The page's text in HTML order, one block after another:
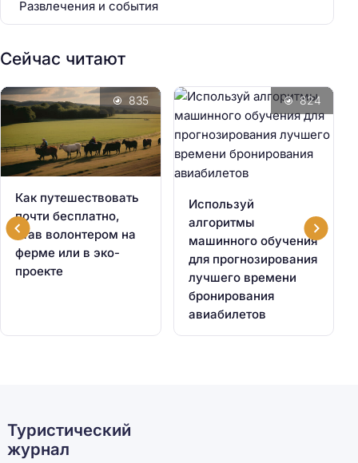
Развлечения и события
Сейчас читают
Как путешествовать
почти бесплатно,
став волонтером на
ферме или в эко-
проекте
835
Используй
алгоритмы
машинного обучения
для прогнозирования
лучшего времени
бронирования
авиабилетов
824
Туристический
журнал